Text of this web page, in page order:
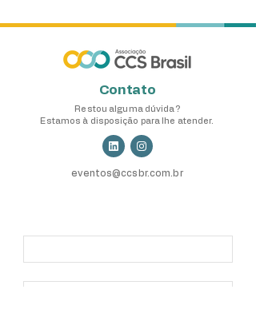
Contato
Restou alguma dúvida?
Estamos à disposição para lhe atender.
eventos@ccsbr.com.br